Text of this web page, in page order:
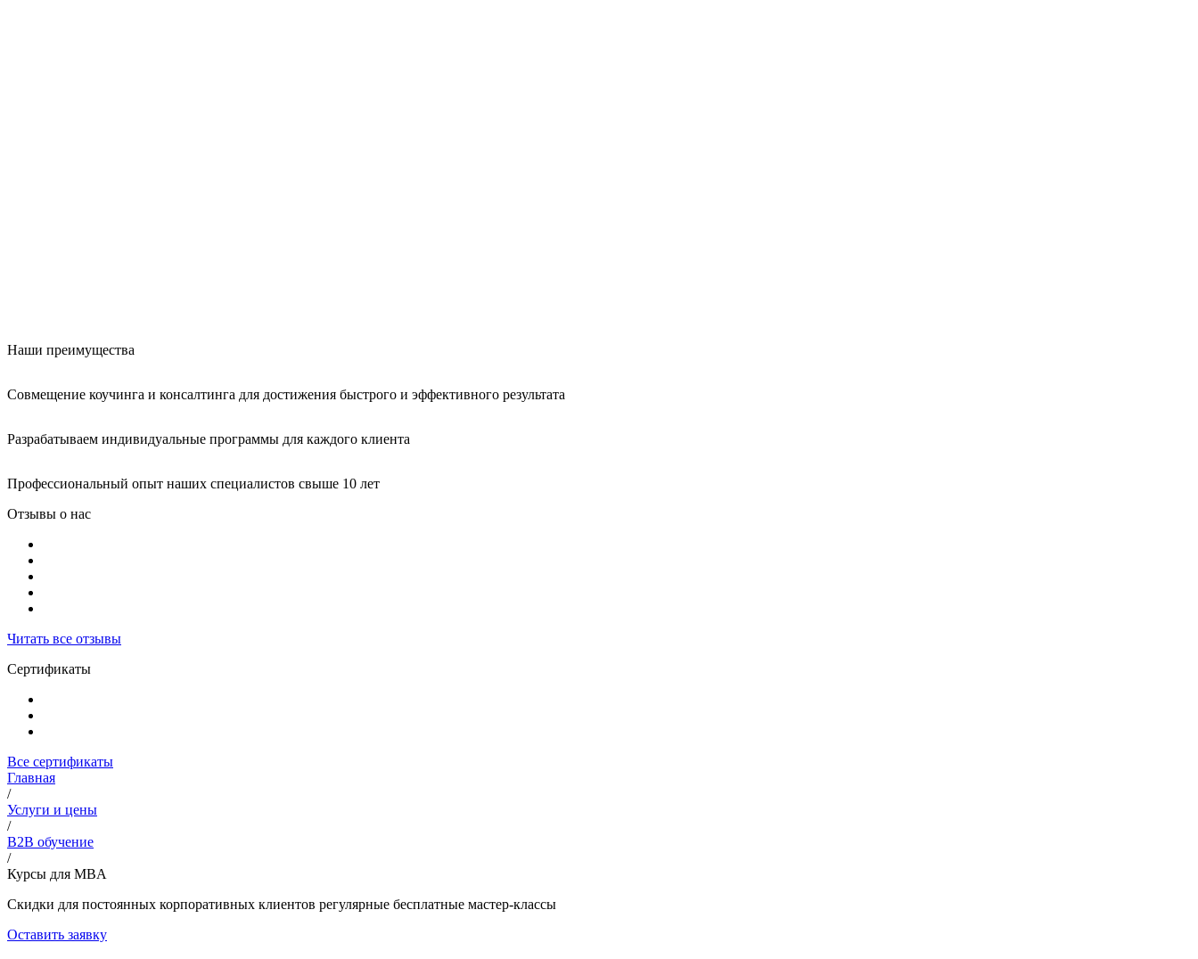
Наши преимущества
Совмещение коучинга и консалтинга для достижения быстрого и эффективного результата
Разрабатываем индивидуальные программы для каждого клиента
Профессиональный опыт наших специалистов свыше 10 лет
Отзывы о нас
Читать все отзывы
Сертификаты
Все сертификаты
Главная
/
Услуги и цены
/
B2B обучение
/
Курсы для MBA
Скидки для постоянных корпоративных клиентов регулярные бесплатные мастер-классы
Оставить заявку